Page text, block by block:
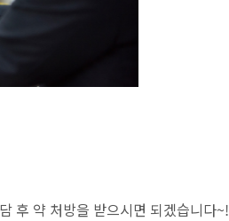
후 약 처방을 받으시면 되겠습니다~!